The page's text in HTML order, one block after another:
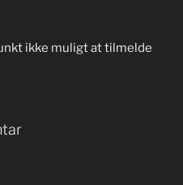
ikke muligt at tilmelde